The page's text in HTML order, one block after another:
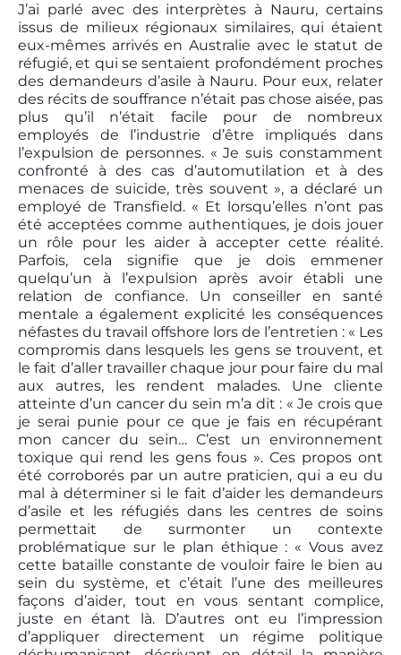
J’ai parlé avec des interprètes à Nauru, certains
issus de milieux régionaux similaires, qui étaient
eux-mêmes arrivés en Australie avec le statut de
réfugié, et qui se sentaient profondément proches
des demandeurs d’asile à Nauru. Pour eux, relater
des récits de souffrance n’était pas chose aisée, pas
plus qu’il n’était facile pour de nombreux
employés de l’industrie d’être impliqués dans
l’expulsion de personnes. « Je suis constamment
confronté à des cas d’automutilation et à des
menaces de suicide, très souvent », a déclaré un
employé de Transfield. « Et lorsqu’elles n’ont pas
été acceptées comme authentiques, je dois jouer
un rôle pour les aider à accepter cette réalité.
Parfois, cela signifie que je dois emmener
quelqu’un à l’expulsion après avoir établi une
relation de confiance. Un conseiller en santé
mentale a également explicité les conséquences
néfastes du travail offshore lors de l’entretien : « Les
compromis dans lesquels les gens se trouvent, et
le fait d’aller travailler chaque jour pour faire du mal
aux autres, les rendent malades. Une cliente
atteinte d’un cancer du sein m’a dit : « Je crois que
je serai punie pour ce que je fais en récupérant
mon cancer du sein… C’est un environnement
toxique qui rend les gens fous ». Ces propos ont
été corroborés par un autre praticien, qui a eu du
mal à déterminer si le fait d’aider les demandeurs
d’asile et les réfugiés dans les centres de soins
permettait de surmonter un contexte
problématique sur le plan éthique : « Vous avez
cette bataille constante de vouloir faire le bien au
sein du système, et c’était l’une des meilleures
façons d’aider, tout en vous sentant complice,
juste en étant là. D’autres ont eu l’impression
d’appliquer directement un régime politique